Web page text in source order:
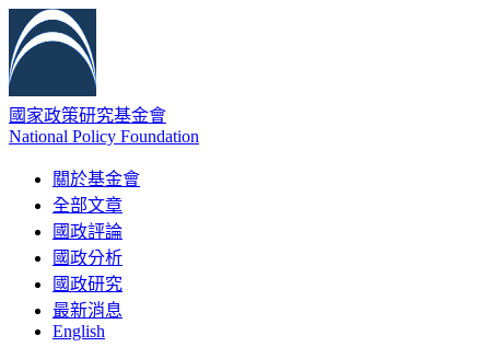
國家政策研究基金會
National Policy Foundation
關於基金會
全部文章
國政評論
國政分析
國政研究
最新消息
English